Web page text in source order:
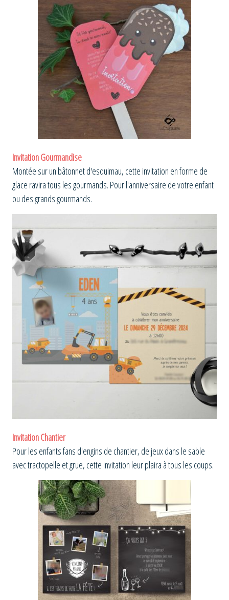
Invitation Gourmandise
Montée sur un bâtonnet d'esquimau, cette invitation en forme de
glace ravira tous les gourmands. Pour l'anniversaire de votre enfant
ou des grands gourmands.
Invitation Chantier
Pour les enfants fans d'engins de chantier, de jeux dans le sable
avec tractopelle et grue, cette invitation leur plaira à tous les coups.